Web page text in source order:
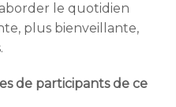
le quotidien
plus bienveillante,
de participants de ce